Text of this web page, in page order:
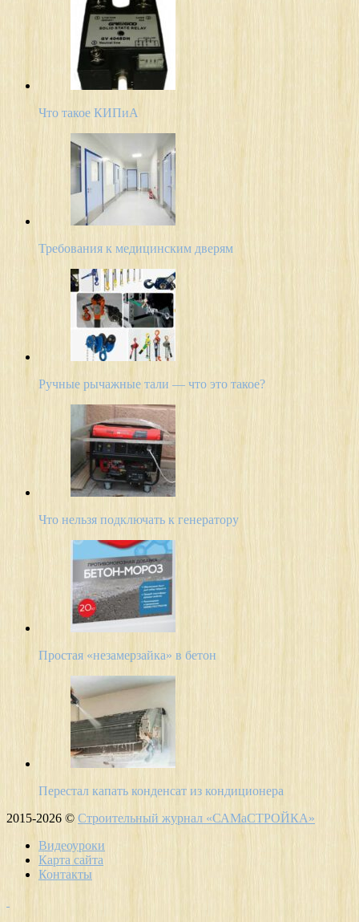
Что такое КИПиА
Требования к медицинским дверям
Ручные рычажные тали — что это такое?
Что нельзя подключать к генератору
Простая «незамерзайка» в бетон
Перестал капать конденсат из кондиционера
2015-2026 © Строительный журнал «САМаСТРОЙКА»
Видеоуроки
Карта сайта
Контакты